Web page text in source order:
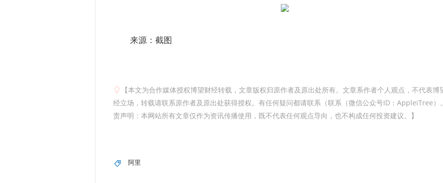
来源：截图
【本文为合作媒体授权博望财经转载，文章版权归原作者及原出处所有。文章系作者个人观点，不代表博
经立场，转载请联系原作者及原出处获得授权。有任何疑问都请联系（联系（微信公众号ID：AppleiTree）
责声明：本网站所有文章仅作为资讯传播使用，既不代表任何观点导向，也不构成任何投资建议。】
阿里